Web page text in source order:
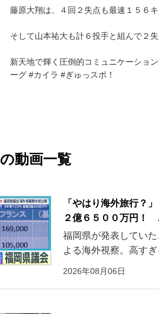
藤原大翔は、４回２失点も最速１５６キ
そして山本祐大も計６投手と組んで２失
新天地で輝く圧倒的コミュニケーショ
ーグ #カイラ #ぎゅっスポ！
の動画一覧
「やはり海外旅行？
２億６５００万円
福岡県が発表してい
よる海外視察。高す
2026年08月06日